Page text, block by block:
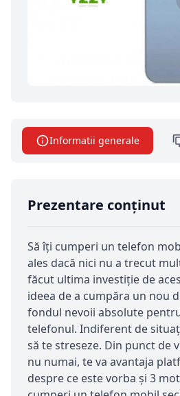
Informatii generale
Prezentare conținut
Să îți cumperi un telefon
ales dacă nici nu a trecut
făcut ultima investiție de
ideea de a cumpăra un nou
fondul nevoii absolute
telefonul. Indiferent de
să te streseze. Din punct de
nu numai, te va avantaja
despre ce este vorba și 3